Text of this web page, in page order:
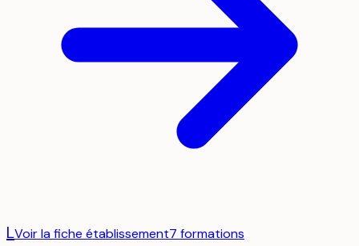
LVoir la fiche établissement7 formations